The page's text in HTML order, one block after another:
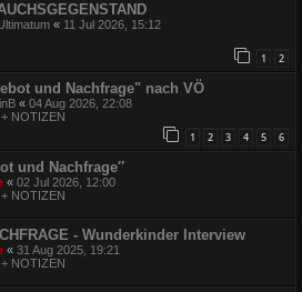
« 11 Jul 2026, 15:12
1 2
und Nachfrage" nach VÖ
« 04 Aug 2026, 22:08
NOTIZEN
1 2 3 4 5 6
und Nachfrage″
« 02 Jul 2026, 12:00
NOTIZEN
- Wunderkinder Interview
« 31 Aug 2025, 19:21
NOTIZEN